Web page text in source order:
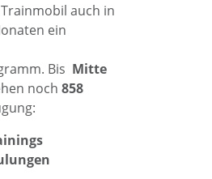
auch in
ein
Bis Mitte
noch 858